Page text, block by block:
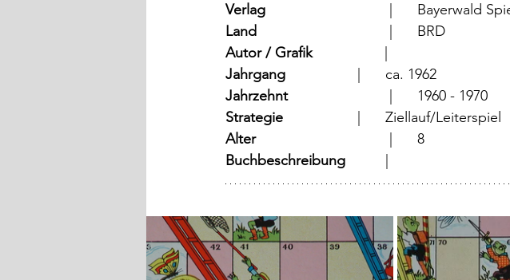
Verlag
|	Bayerwald
Land
		                 |	BRD
Autor / Grafik
Jahrgang
	                 |	ca. 1962
Jahrzehnt
	                 |	1960 - 1970
Strategie
	                 |	Ziellauf/Leiterspiel
Alter
		                 |	8
Buchbeschreibung